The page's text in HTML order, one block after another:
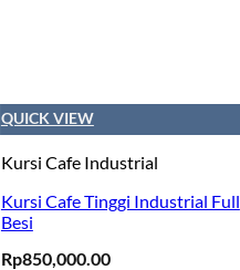
QUICK VIEW
Kursi Cafe Industrial
Kursi Cafe Tinggi Industrial Full
Besi
Rp850,000.00